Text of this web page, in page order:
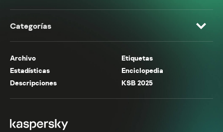
Categorías
Archivo
Etiquetas
Estadísticas
Enciclopedia
Descripciones
KSB 2025